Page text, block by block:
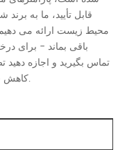
قابل تأیید، ما به
محیط زیست ارائه می
باقی بماند - برای
کاهش قابل توجه پلاستیک را به سیاره زمین بیاورد.